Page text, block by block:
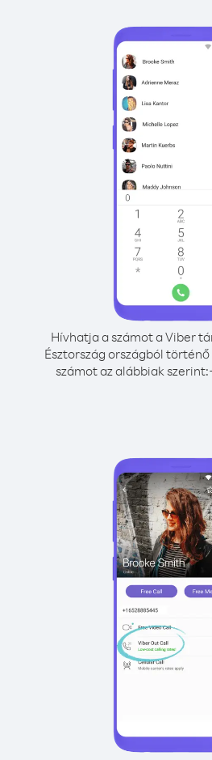
Hívhatja a számot a Viber
Észtország országból
számot az alábbiak szerint: